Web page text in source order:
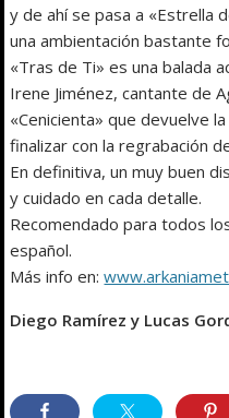
y de ahí se pasa a «Estrella
una ambientación bastante
«Tras de Ti» es una balada
Irene Jiménez, cantante de
«Cenicienta» que devuelve
finalizar con la regrabación
En definitiva, un muy buen
y cuidado en cada detalle.
Recomendado para todos
español.
Más info en:
Diego Ramírez y Lucas